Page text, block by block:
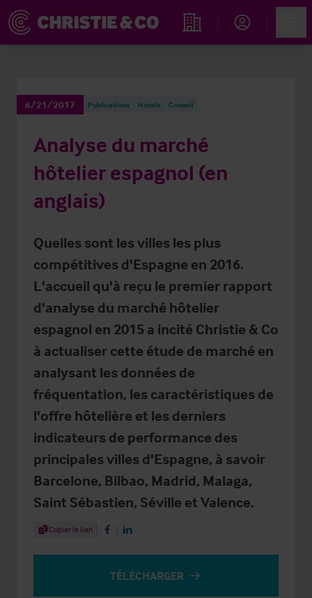
Rechercher un hôtel
6/21/2017 Publications Hotels Conseil
Analyse du marché
hôtelier espagnol (en
anglais)
Quelles sont les villes les plus
compétitives d'Espagne en 2016.
L'accueil qu'à reçu le premier rapport
d'analyse du marché hôtelier
espagnol en 2015 a incité Christie & Co
à actualiser cette étude de marché en
analysant les données de
fréquentation, les caractéristiques de
l'offre hôtelière et les derniers
indicateurs de performance des
principales villes d'Espagne, à savoir
Barcelone, Bilbao, Madrid, Malaga,
Saint Sébastien, Séville et Valence.
Share Article
Copier le lien Share on Facebook
Share on LinkedIn
TÉLÉCHARGER